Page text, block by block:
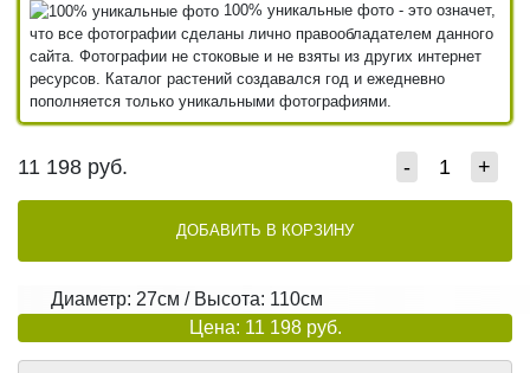
100% уникальные фото - это означет,
что все фотографии сделаны лично правообладателем данного
сайта. Фотографии не стоковые и не взяты из других интернет
ресурсов. Каталог растений создавался год и ежедневно
пополняется только уникальными фотографиями.
11 198 руб. - +
ДОБАВИТЬ В КОРЗИНУ
Диаметр: 27см / Высота: 110см
Цена: 11 198 руб.